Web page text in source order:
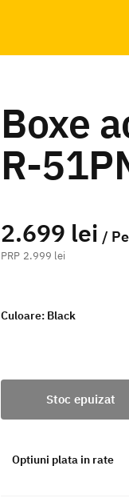
Boxe
R-
2.699 lei /
2.999 lei
Culoare: Black
Stoc epuizat
Optiuni plata in rate